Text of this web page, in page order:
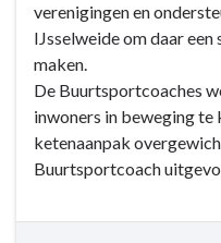
De
werkende
gemeente
Doelen
acties
-
verenigingen en
IJsselweide om daar
maken.
De Buurtsportcoaches
inwoners in beweging
ketenaanpak
Buurtsportcoach